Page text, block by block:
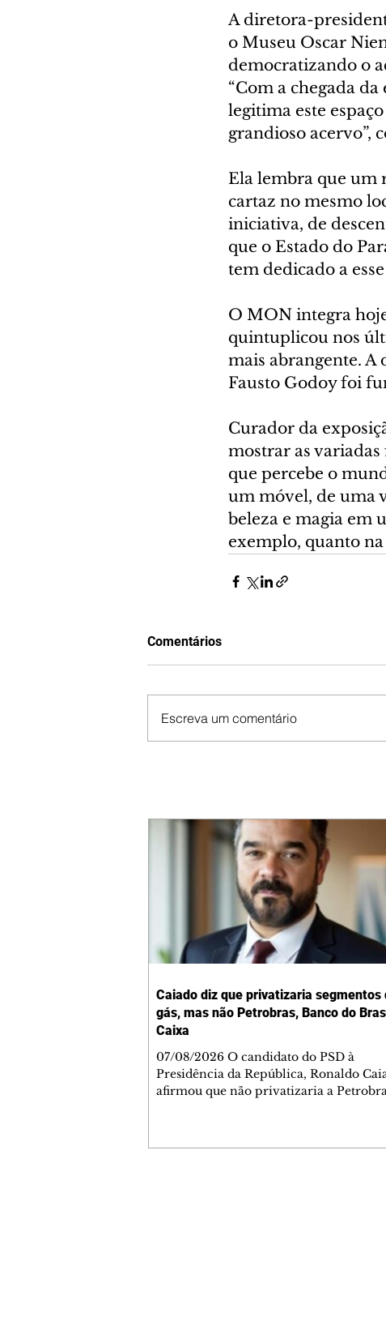
A diretora-
o Museu Oscar
democratizando o
“Com a chegada
legitima este
grandioso acervo”,
Ela lembra que um
cartaz no mesmo
iniciativa, de
que o Estado do
tem dedicado a
O MON integra
quintuplicou nos
mais abrangente. A
Fausto Godoy foi
Curador da
mostrar as
que percebe o
um móvel, de uma
beleza e magia em
exemplo, quanto
Comentários
Escreva um comentário
Caiado diz que privatizaria segmentos
gás, mas não Petrobras, Banco do
Caixa
07/08/2026 O candidato do PSD à
Presidência da República, Ronaldo
afirmou que não privatizaria a